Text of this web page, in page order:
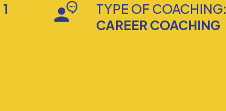
1
TYPE OF COACHING:
CAREER COACHING